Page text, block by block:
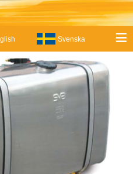
Svenska ≡